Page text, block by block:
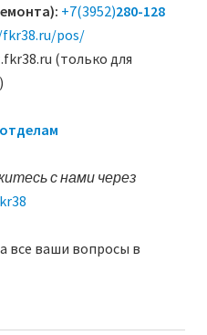
+7(3952)280-128
pos/
(только для
с нами через
все ваши вопросы в